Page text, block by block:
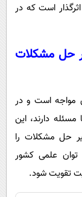
است که در
حل مشکلات
مواجه است و در
دارند، این
حل مشکلات را
توان علمی کشور
تقویت شود.